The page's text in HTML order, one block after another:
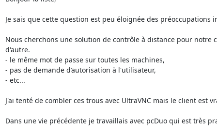
Je sais que cette question est peu éloignée des
Nous cherchons une solution de contrôle à distance pour notre
d'autre.
- le même mot de passe sur toutes les machines,
- pas de demande d’autorisation à l'utilisateur,
- etc...
J'ai tenté de combler ces trous avec UltraVNC mais le client
Dans une vie précédente je travaillais avec pcDuo qui est très